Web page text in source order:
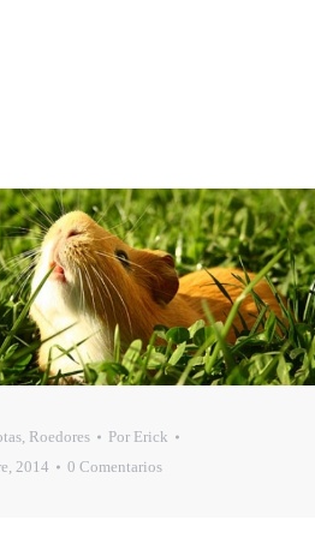
, Roedores Por Erick
2014
0 Comentarios